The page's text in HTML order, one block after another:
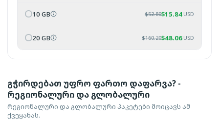
10 GB $52.80$15.84 USD
20 GB $160.20$48.06 USD
გჭირდებათ უფრო ფართო დაფარვა? -
რეგიონალური და გლობალური
რეგიონალური და გლობალური პაკეტები მოიცავს ამ
ქვეყანას.